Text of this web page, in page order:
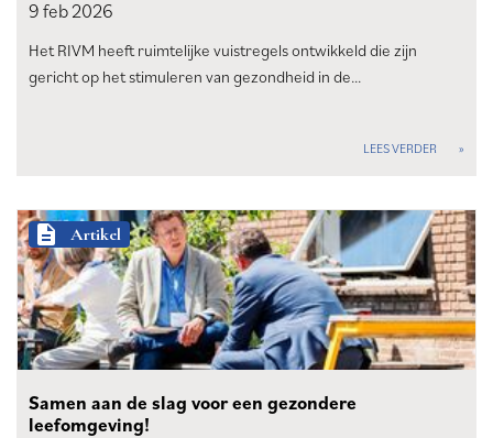
9 feb2026
Het RIVM heeft ruimtelijke vuistregels ontwikkeld die zijn
gericht op het stimuleren van gezondheid in de…
LEES VERDER
description Artikel
Samen aan de slag voor een gezondere
leefomgeving!